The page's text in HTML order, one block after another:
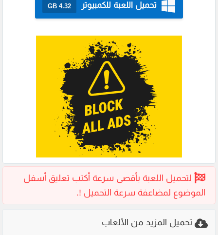
تحميل اللعبة للكمبيوتر 4.32 GB
تحميل المزيد من الألعاب